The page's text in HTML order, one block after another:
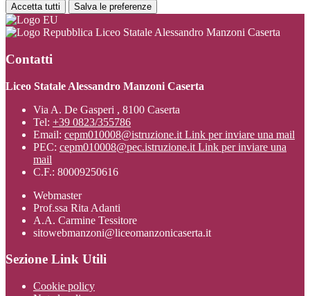
Accetta tutti Salva le preferenze
Liceo Statale Alessandro Manzoni Caserta
Contatti
Liceo Statale Alessandro Manzoni Caserta
Via A. De Gasperi , 8100 Caserta
Tel: +39 0823/355786
Email: cepm010008@istruzione.it Link per inviare una mail
PEC: cepm010008@pec.istruzione.it Link per inviare una
mail
C.F.: 80009250616
Webmaster
Prof.ssa Rita Adanti
A.A. Carmine Tessitore
sitowebmanzoni@liceomanzonicaserta.it
Sezione Link Utili
Cookie policy